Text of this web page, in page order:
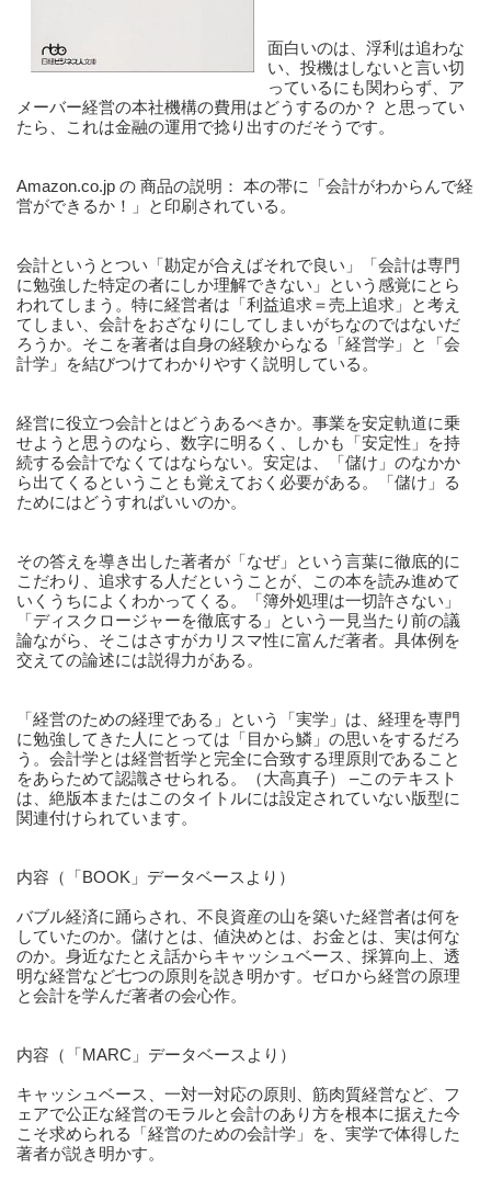
面白いのは、浮利は追わな
い、投機はしないと言い切
っているにも関わらず、ア
メーバー経営の本社機構の費用はどうするのか？ と思ってい
たら、これは金融の運用で捻り出すのだそうです。
Amazon.co.jp の 商品の説明： 本の帯に「会計がわからんで経
営ができるか！」と印刷されている。
会計というとつい「勘定が合えばそれで良い」「会計は専門
に勉強した特定の者にしか理解できない」という感覚にとら
われてしまう。特に経営者は「利益追求＝売上追求」と考え
てしまい、会計をおざなりにしてしまいがちなのではないだ
ろうか。そこを著者は自身の経験からなる「経営学」と「会
計学」を結びつけてわかりやすく説明している。
経営に役立つ会計とはどうあるべきか。事業を安定軌道に乗
せようと思うのなら、数字に明るく、しかも「安定性」を持
続する会計でなくてはならない。安定は、「儲け」のなかか
ら出てくるということも覚えておく必要がある。「儲け」る
ためにはどうすればいいのか。
その答えを導き出した著者が「なぜ」という言葉に徹底的に
こだわり、追求する人だということが、この本を読み進めて
いくうちによくわかってくる。「簿外処理は一切許さない」
「ディスクロージャーを徹底する」という一見当たり前の議
論ながら、そこはさすがカリスマ性に富んだ著者。具体例を
交えての論述には説得力がある。
「経営のための経理である」という「実学」は、経理を専門
に勉強してきた人にとっては「目から鱗」の思いをするだろ
う。会計学とは経営哲学と完全に合致する理原則であること
をあらためて認識させられる。（大高真子） –このテキスト
は、絶版本またはこのタイトルには設定されていない版型に
関連付けられています。
内容（「BOOK」データベースより）
バブル経済に踊らされ、不良資産の山を築いた経営者は何を
していたのか。儲けとは、値決めとは、お金とは、実は何な
のか。身近なたとえ話からキャッシュベース、採算向上、透
明な経営など七つの原則を説き明かす。ゼロから経営の原理
と会計を学んだ著者の会心作。
内容（「MARC」データベースより）
キャッシュベース、一対一対応の原則、筋肉質経営など、フ
ェアで公正な経営のモラルと会計のあり方を根本に据えた今
こそ求められる「経営のための会計学」を、実学で体得した
著者が説き明かす。